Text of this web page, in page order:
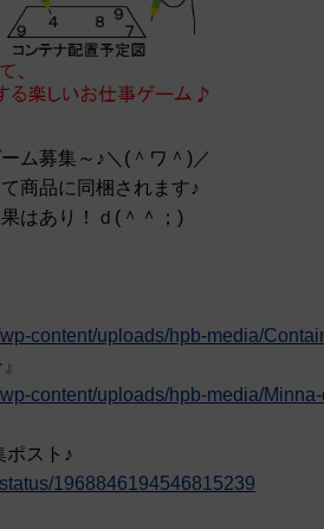
ム募集～♪＼(＾ワ＾)／
商品に同梱されます♪
はあり！ｄ(＾＾；)
content/uploads/hpb-media/
content/uploads/hpb-media/
ポスト♪
1968846194546815239